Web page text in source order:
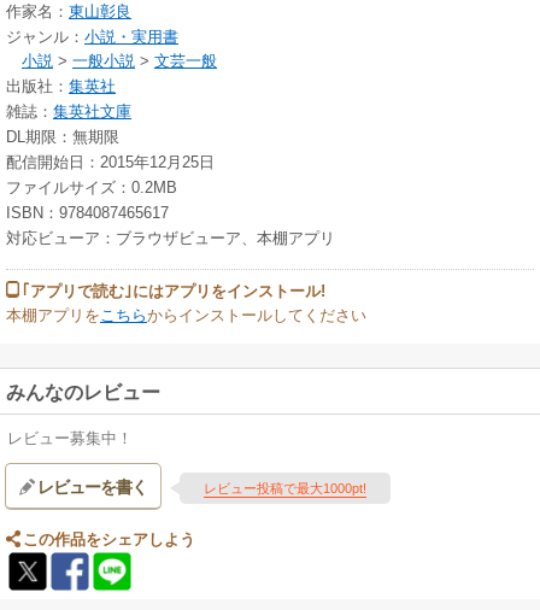
作家名： 東山彰良
ジャンル： 小説・実用書
小説 > 一般小説 > 文芸一般
出版社： 集英社
雑誌： 集英社文庫
DL期限：無期限
配信開始日：2015年12月25日
ファイルサイズ：0.2MB
ISBN：9784087465617
対応ビューア：ブラウザビューア、本棚アプリ
｢アプリで読む｣にはアプリをインストール!
本棚アプリを こちらからインストールしてください
みんなのレビュー
レビュー募集中！
レビューを書く レビュー投稿で最大1000pt!
この作品をシェアしよう